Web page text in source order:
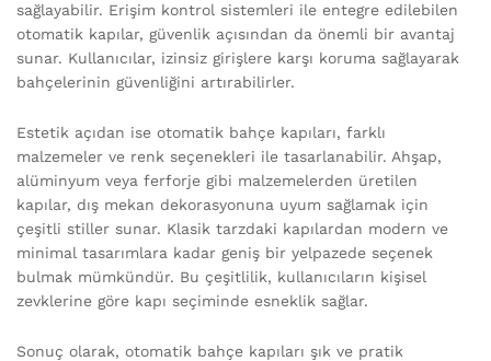
sağlayabilir. Erişim kontrol sistemleri ile entegre edilebilen
otomatik kapılar, güvenlik açısından da önemli bir avantaj
sunar. Kullanıcılar, izinsiz girişlere karşı koruma sağlayarak
bahçelerinin güvenliğini artırabilirler.
Estetik açıdan ise otomatik bahçe kapıları, farklı
malzemeler ve renk seçenekleri ile tasarlanabilir. Ahşap,
alüminyum veya ferforje gibi malzemelerden üretilen
kapılar, dış mekan dekorasyonuna uyum sağlamak için
çeşitli stiller sunar. Klasik tarzdaki kapılardan modern ve
minimal tasarımlara kadar geniş bir yelpazede seçenek
bulmak mümkündür. Bu çeşitlilik, kullanıcıların kişisel
zevklerine göre kapı seçiminde esneklik sağlar.
Sonuç olarak, otomatik bahçe kapıları şık ve pratik